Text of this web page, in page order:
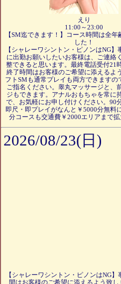
えり
11:00～23:00
【SM迄できます！】コース時間は全年
した！
【シャレーワシントン・ピノンはNG】
に出勤お願いしたいお客様は、ご連絡
整できると思います。最終電話受付21
終了時間はお客様のご希望に添えるよ
フトSMも通常プレイも両方できますの
ご指名ください。睾丸マッサージと、
ジもできます。アナルおもちゃを常に
で、お気軽にお申し付けください。90
即尺・即プレイがなんと￥5000分無料
分コースも交通費￥2000エリアまで拡
2026/08/23(日)
【シャレーワシントン・ピノンはNG
間はお客様のご希望に添えるよう致